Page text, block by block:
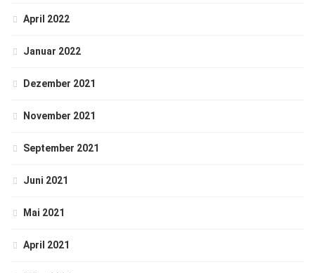
April 2022
Januar 2022
Dezember 2021
November 2021
September 2021
Juni 2021
Mai 2021
April 2021